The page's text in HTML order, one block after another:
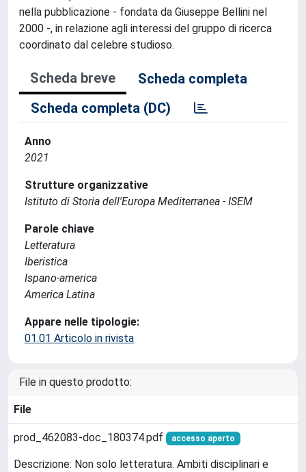
nella pubblicazione - fondata da Giuseppe Bellini nel
2000 -, in relazione agli interessi del gruppo di ricerca
coordinato dal celebre studioso.
Scheda breve
Scheda completa
Scheda completa (DC)
Anno
2021
Strutture organizzative
Istituto di Storia dell'Europa Mediterranea - ISEM
Parole chiave
Letteratura
Iberistica
Ispano-america
America Latina
Appare nelle tipologie:
01.01 Articolo in rivista
File in questo prodotto:
File
prod_462083-doc_180374.pdf accesso aperto
Descrizione: Non solo letteratura. Ambiti disciplinari e